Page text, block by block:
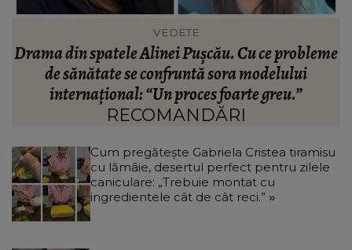
VEDETE
Drama din spatele Alinei Pușcău. Cu ce probleme
de sănătate se confruntă sora modelului
internațional: “Un proces foarte greu.”
RECOMANDĂRI
Cum pregătește Gabriela Cristea tiramisu
cu lămâie, desertul perfect pentru zilele
caniculare: „Trebuie montat cu
ingredientele cât de cât reci.”